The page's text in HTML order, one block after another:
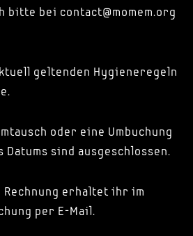
bitte bei contact@momem.org
geltenden Hygieneregeln
oder eine Umbuchung
Datums sind ausgeschlossen.
erhaltet ihr im
per E-Mail.